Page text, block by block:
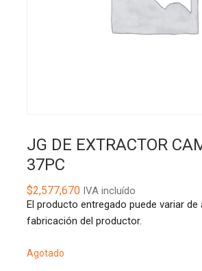
JG DE EXTRACTOR
37PC
$2,577,670IVA incluído
El producto entregado puede variar de
fabricación del productor.
Agotado